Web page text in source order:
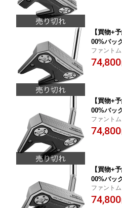
【買物+
00%バッ
キャメロ
ファント
74,800
【買物+
00%バッ
キャメロ
ファント
74,800
【買物+
00%バッ
キャメロ
ファント
74,800